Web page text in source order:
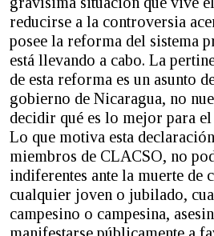
reducirse a la controversia
posee la reforma del sistema
está llevando a cabo. La
de esta reforma es un asunto
gobierno de Nicaragua, no
decidir qué es lo mejor para
Lo que motiva esta
miembros de CLACSO, no
indiferentes ante la muerte de
cualquier joven o jubilado,
campesino o campesina,
manifestarse públicamente a